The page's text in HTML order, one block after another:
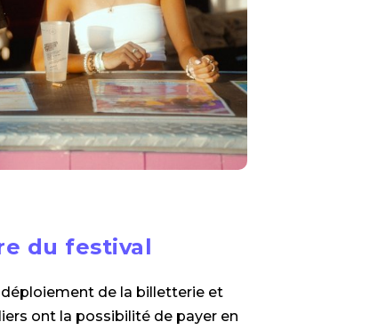
du festival
de la billetterie et
ont la possibilité de payer en